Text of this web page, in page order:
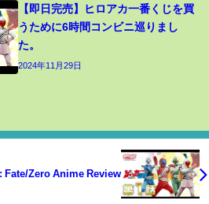
【即日完売】ヒロアカ一番くじを買
うために6時間コンビニ巡りまし
た。
2024年11月29日
Fate/Zero Anime Review